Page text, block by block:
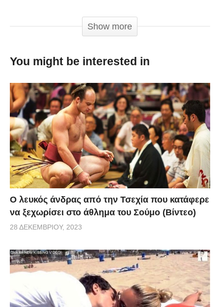
άφωνους όλους όσοι βρίσκονταν παρόντες στο
στούντιο, και σίγουρα και τους τηλεθεατές. Ο
έμεινε μόνο με κολάν και φανελάκι. Με ανοικτό το
σώμα του και τις γυμναστικές ασκήσεις που
παρουσίασε.
Show more
You might be interested in
Ο λευκός άνδρας από την Τσεχία που κατάφερε
να ξεχωρίσει στο άθλημα του Σούμο (Βίντεο)
28 ΔΕΚΕΜΒΡΊΟΥ, 2023